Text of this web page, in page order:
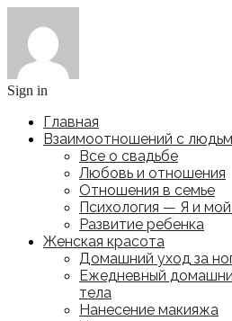
Sign in
Главная
Взаимоотношений с
Все о свадьбе
Любовь и отношения
Отношения в семье
Психология — Я и
Развитие ребенка
Женская красота
Домашний уход за
Ежедневный
тела
Нанесение макияжа